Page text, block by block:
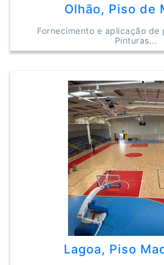
Olhão, Piso de
Fornecimento e aplicação de
Pinturas...
Lagoa, Piso